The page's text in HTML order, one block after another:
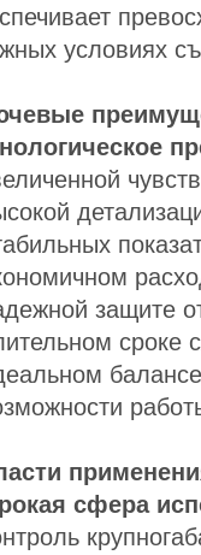
условиях
защите
сроке
сфера